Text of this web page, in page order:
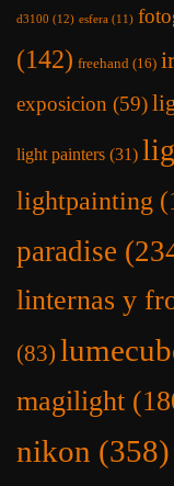
d3100 (12) esfera (11)
(142) freehand (16)
exposicion (59)
light painters (31)
lightpainting
paradise
linternas y
(83)
magilight
nikon (358)